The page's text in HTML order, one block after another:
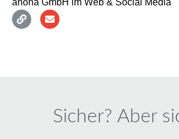
anona GmbH im Web & Social Media
Sicher? Aber